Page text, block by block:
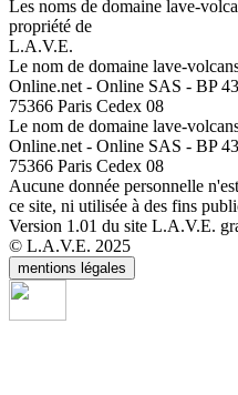
Les noms de domaine lave-
propriété de
L.A.V.E.
Le nom de domaine lave-
Online.net - Online SAS - BP
75366 Paris Cedex 08
Le nom de domaine lave-
Online.net - Online SAS - BP
75366 Paris Cedex 08
Aucune donnée personnelle
ce site, ni utilisée à des fins
Version 1.01 du site L.A.V.E.
© L.A.V.E. 2025
mentions légales